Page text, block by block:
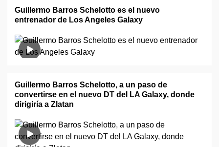
Guillermo Barros Schelotto es el nuevo
entrenador de Los Angeles Galaxy
Guillermo Barros Schelotto, a un paso de
convertirse en el nuevo DT del LA Galaxy, donde
dirigiría a Zlatan